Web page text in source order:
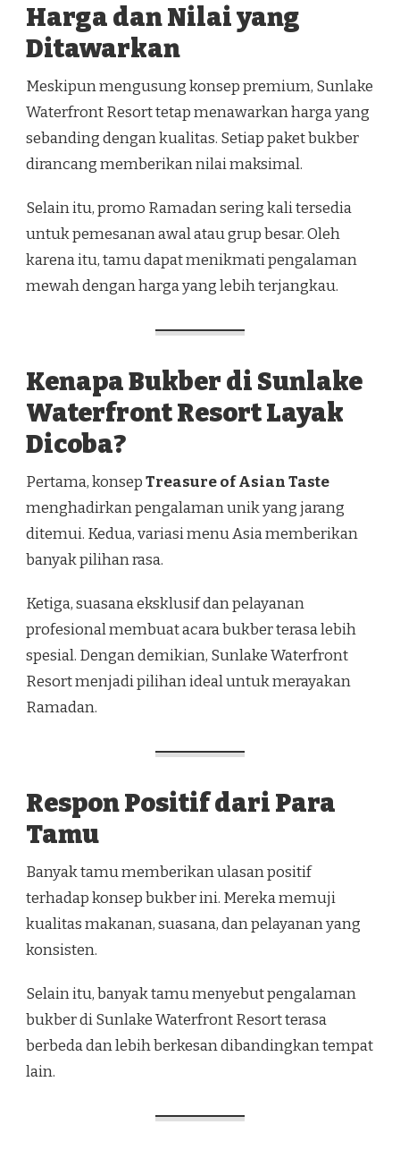
Harga dan Nilai yang
Ditawarkan
Meskipun mengusung konsep premium, Sunlake
Waterfront Resort tetap menawarkan harga yang
sebanding dengan kualitas. Setiap paket bukber
dirancang memberikan nilai maksimal.
Selain itu, promo Ramadan sering kali tersedia
untuk pemesanan awal atau grup besar. Oleh
karena itu, tamu dapat menikmati pengalaman
mewah dengan harga yang lebih terjangkau.
Kenapa Bukber di Sunlake
Waterfront Resort Layak
Dicoba?
Pertama, konsepTreasure of Asian Taste
menghadirkan pengalaman unik yang jarang
ditemui. Kedua, variasi menu Asia memberikan
banyak pilihan rasa.
Ketiga, suasana eksklusif dan pelayanan
profesional membuat acara bukber terasa lebih
spesial. Dengan demikian, Sunlake Waterfront
Resort menjadi pilihan ideal untuk merayakan
Ramadan.
Respon Positif dari Para
Tamu
Banyak tamu memberikan ulasan positif
terhadap konsep bukber ini. Mereka memuji
kualitas makanan, suasana, dan pelayanan yang
konsisten.
Selain itu, banyak tamu menyebut pengalaman
bukber di Sunlake Waterfront Resort terasa
berbeda dan lebih berkesan dibandingkan tempat
lain.